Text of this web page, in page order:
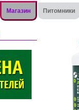
Магазин Питомники